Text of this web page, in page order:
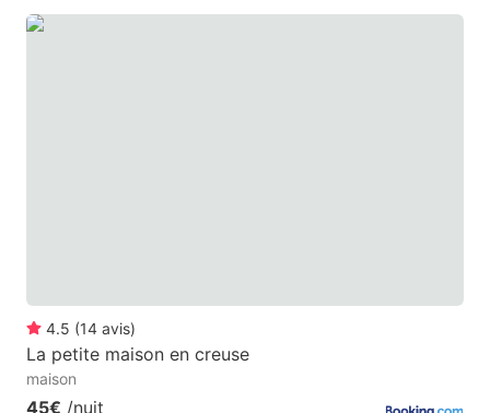
4.5 (14 avis)
La petite maison en creuse
maison
45€ /nuit